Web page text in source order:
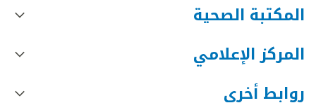
المكتبة الصحية
المركز الإعلامي
روابط أخرى